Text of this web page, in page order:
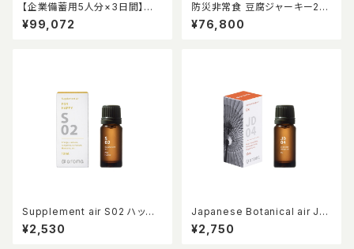
【企業備蓄用5人分×3日間】お
かず缶詰セット（土佐はちきん地
鶏ゆず塩仕立て48缶＋カツオ
¥99,072
防災非常食 豆腐ジャーキー20
0個入り/5年常温保存可能
¥76,800
Supplement air S02 ハッピ
ー 10ml
¥2,530
Japanese Botanical air JD
04 艶(EN) 10ml
¥2,750